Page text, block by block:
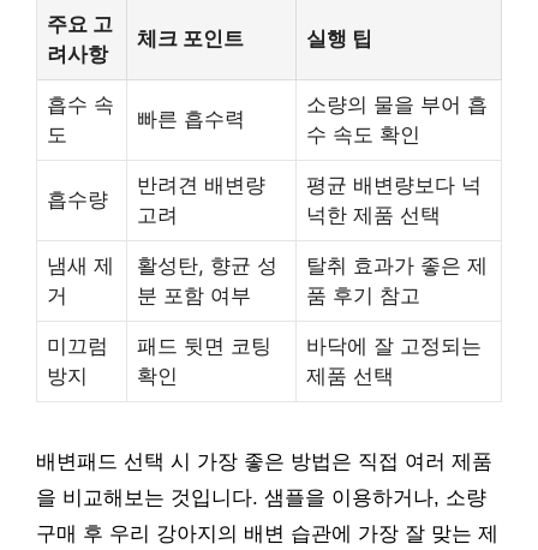
주요 고
려사항
체크 포인트 실행 팁
흡수 속
도
빠른 흡수력
소량의 물을 부어 흡
수 속도 확인
흡수량
반려견 배변량
고려
평균 배변량보다 넉
넉한 제품 선택
냄새 제
거
활성탄, 향균 성
분 포함 여부
탈취 효과가 좋은 제
품 후기 참고
미끄럼
방지
패드 뒷면 코팅
확인
바닥에 잘 고정되는
제품 선택
배변패드 선택 시 가장 좋은 방법은 직접 여러 제품
을 비교해보는 것입니다. 샘플을 이용하거나, 소량
구매 후 우리 강아지의 배변 습관에 가장 잘 맞는 제